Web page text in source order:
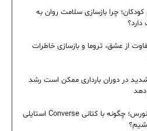
چرا بازسازی سلامت روان به
دارد؟
از عشق، تروما و بازسازی خاطرات
در دوران بارداری ممکن است رشد
دهد
راهنمای ست کردن کفش کانورس؛ چگونه با کتانی Converse استایلی